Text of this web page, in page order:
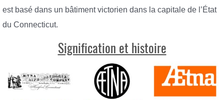
est basé dans un bâtiment victorien dans la capitale de l’État
du Connecticut.
Signification et histoire